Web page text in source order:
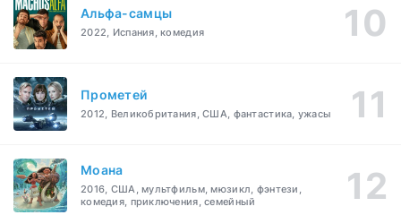
Альфа-самцы
2022, Испания, комедия
Прометей
2012, Великобритания, США, фантастика, ужасы
Моана
2016, США, мультфильм, мюзикл, фэнтези,
комедия, приключения, семейный